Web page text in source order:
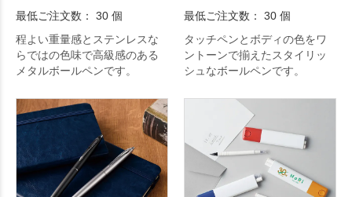
最低ご注文数： 30 個
程よい重量感とステンレスな
らではの色味で高級感のある
メタルボールペンです。
最低ご注文数： 30 個
タッチペンとボディの色をワ
ントーンで揃えたスタイリッ
シュなボールペンです。